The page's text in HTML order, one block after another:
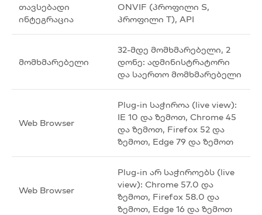
თავსებადი
ინტეგრაცია
ONVIF (პროფილი S,
პროფილი T), API
მომხმარებელი
32-მდე მომხმარებელი, 2
დონე: ადმინისტრატორი
და საერთო მომხმარებელი
Web Browser
Plug-in საჭიროა (live view):
IE 10 და ზემოთ, Chrome 45
და ზემოთ, Firefox 52 და
ზემოთ, Edge 79 და ზემოთ
Web Browser
Plug-in არ საჭიროებს (live
view): Chrome 57.0 და
ზემოთ, Firefox 58.0 და
ზემოთ, Edge 16 და ზემოთ